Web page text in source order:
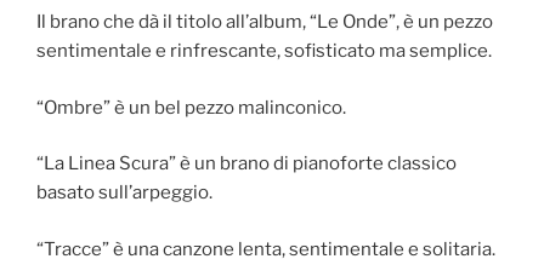
Il brano che dà il titolo all’album, “Le Onde”, è un pezzo
sentimentale e rinfrescante, sofisticato ma semplice.
“Ombre” è un bel pezzo malinconico.
“La Linea Scura” è un brano di pianoforte classico
basato sull’arpeggio.
“Tracce” è una canzone lenta, sentimentale e solitaria.